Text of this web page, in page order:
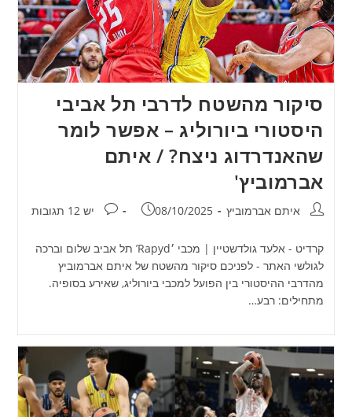
סיקור מהשטח לדרבי תל אביבי
היסטורי ביורוליג – אפשר לומר
שהאנדרדוג ניצח? / איתם
אברמוביץ'
מחבר:איתם אברמוביץ פורסם:
08/10/2025 תגובות:
יש 12 תגובות
קרדיט - אלעד גולדשטיין | מכבי ׳Rapyd’ תל אביב שלום וברכה
לגולשי האתר - לפניכם סיקור מהשטח של איתם אברמוביץ
מהדרבי ההיסטורי בין הפועל למכבי ביורוליג, שאירע בסופיה.
מתחילים: רבע…